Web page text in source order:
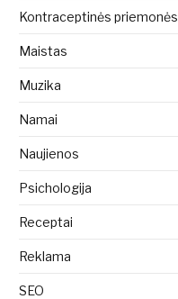
Kontraceptinės priemonės
Maistas
Muzika
Namai
Naujienos
Psichologija
Receptai
Reklama
SEO